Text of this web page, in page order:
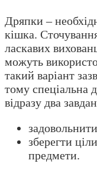
Дряпки –
кішка.
ласкавих
можуть
такий варіант
тому спеціальна
відразу два
зберегти
предмети.